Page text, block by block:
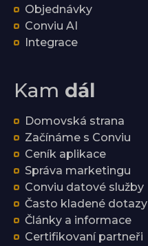
Objednávky
Conviu AI
Integrace
Kam dál
Domovská strana
Začínáme s Conviu
Ceník aplikace
Správa marketingu
Conviu datové služby
Často kladené dotazy
Články a informace
Certifikovaní partneři